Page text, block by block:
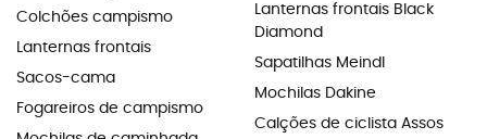
Colchões campismo
Lanternas frontais
Sacos-cama
Fogareiros de campismo
Lanternas frontais Black
Diamond
Sapatilhas Meindl
Mochilas Dakine
Calções de ciclista Assos